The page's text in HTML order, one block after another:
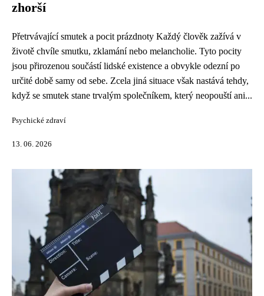
zhorší
Přetrvávající smutek a pocit prázdnoty Každý člověk zažívá v
životě chvíle smutku, zklamání nebo melancholie. Tyto pocity
jsou přirozenou součástí lidské existence a obvykle odezní po
určité době samy od sebe. Zcela jiná situace však nastává tehdy,
když se smutek stane trvalým společníkem, který neopouští ani...
Psychické zdraví
13. 06. 2026